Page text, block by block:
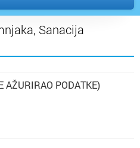
Sanacija
AŽURIRAO PODATKE)